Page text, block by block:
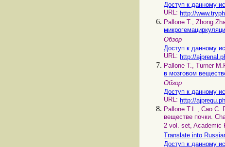
Доступ к данному
URL: http://
Pallone T., Zhong
Обзор
Доступ к данному
URL: http://
Pallone T., Turner
в мозговом
Обзор
Доступ к данному
URL: http://
Pallone T.L., Cao C.
веществе почки.
2 vol. set, Academic
Translate into
Доступ к данному